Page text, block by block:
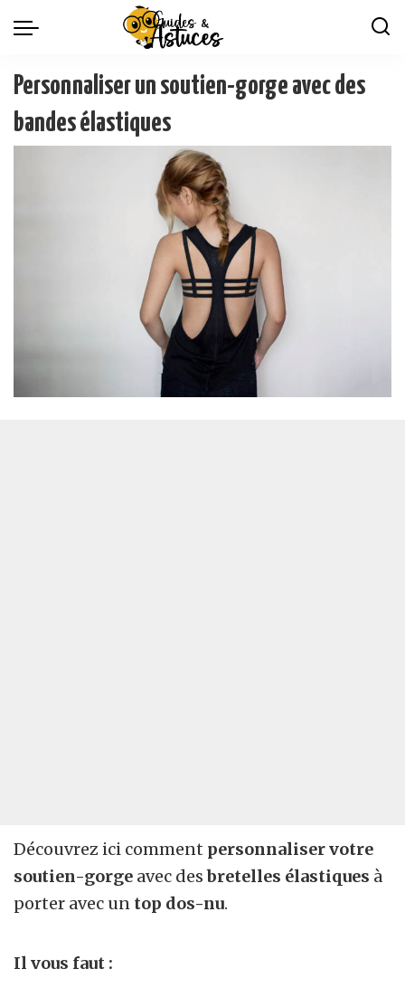
Personnaliser un soutien-gorge avec des
bandes élastiques
Découvrez ici comment personnaliser votre
soutien-gorge avec desbretelles élastiques à
porter avec un top dos-nu.
Il vous faut :